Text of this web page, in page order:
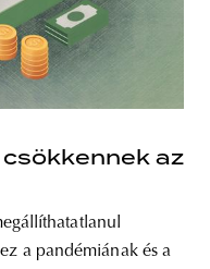
az
a pandémiának és a